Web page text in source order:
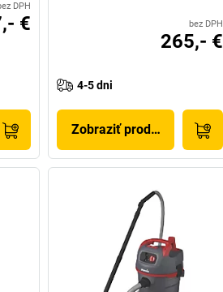
DPH
€ bez DPH
265,- €
4-5 dni
Zobraziť produkt